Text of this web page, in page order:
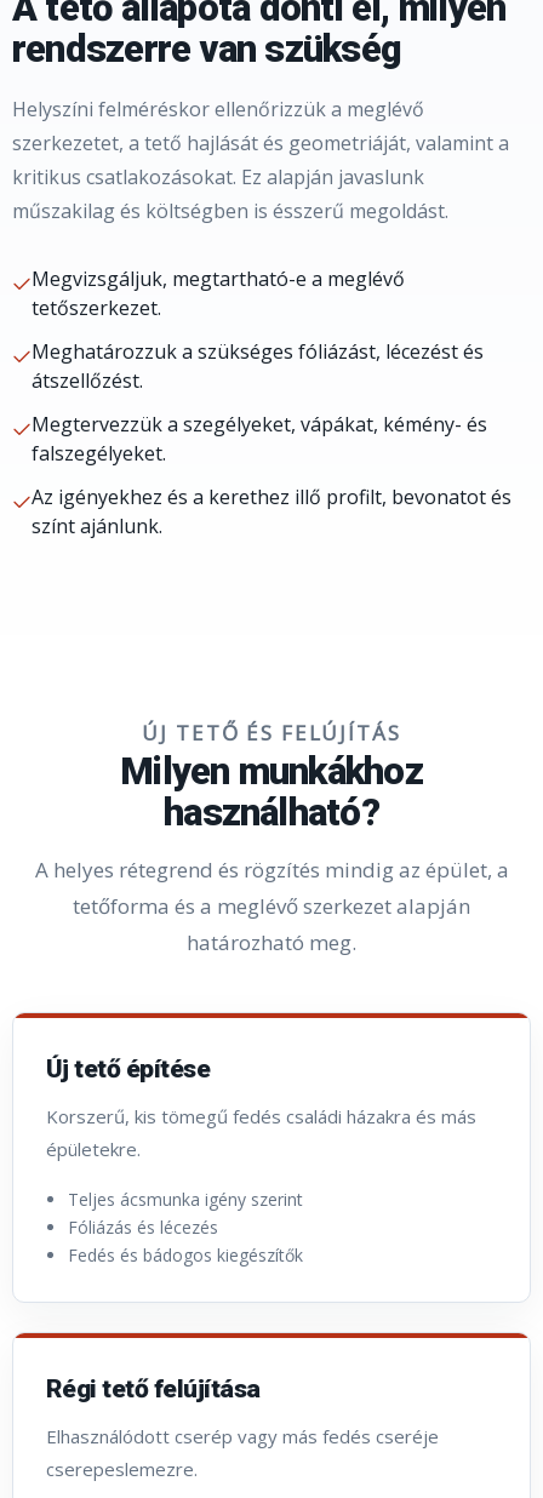
rendszerre van szükség
Helyszíni felméréskor ellenőrizzük a meglévő
szerkezetet, a tető hajlását és geometriáját, valamint a
kritikus csatlakozásokat. Ez alapján javaslunk
műszakilag és költségben is ésszerű megoldást.
Megvizsgáljuk, megtartható-e a meglévő
tetőszerkezet.
Meghatározzuk a szükséges fóliázást, lécezést és
átszellőzést.
Megtervezzük a szegélyeket, vápákat, kémény- és
falszegélyeket.
Az igényekhez és a kerethez illő profilt, bevonatot és
színt ajánlunk.
ÚJ TETŐ ÉS FELÚJÍTÁS
Milyen munkákhoz
használható?
A helyes rétegrend és rögzítés mindig az épület, a
tetőforma és a meglévő szerkezet alapján
határozható meg.
Új tető építése
Korszerű, kis tömegű fedés családi házakra és más
épületekre.
Teljes ácsmunka igény szerint
Fóliázás és lécezés
Fedés és bádogos kiegészítők
Régi tető felújítása
Elhasználódott cserép vagy más fedés cseréje
cserepeslemezre.